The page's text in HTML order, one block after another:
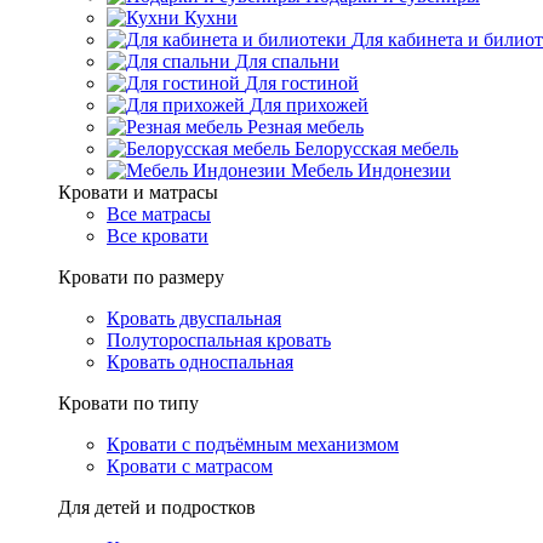
Кухни
Для кабинета и
Для спальни
Для гостиной
Для прихожей
Резная мебель
Белорусская мебель
Мебель Индонезии
Кровати и матрасы
Все матрасы
Все кровати
Кровати по размеру
Кровать двуспальная
Полутороспальная кровать
Кровать односпальная
Кровати по типу
Кровати с подъёмным механизмом
Кровати с матрасом
Для детей и подростков